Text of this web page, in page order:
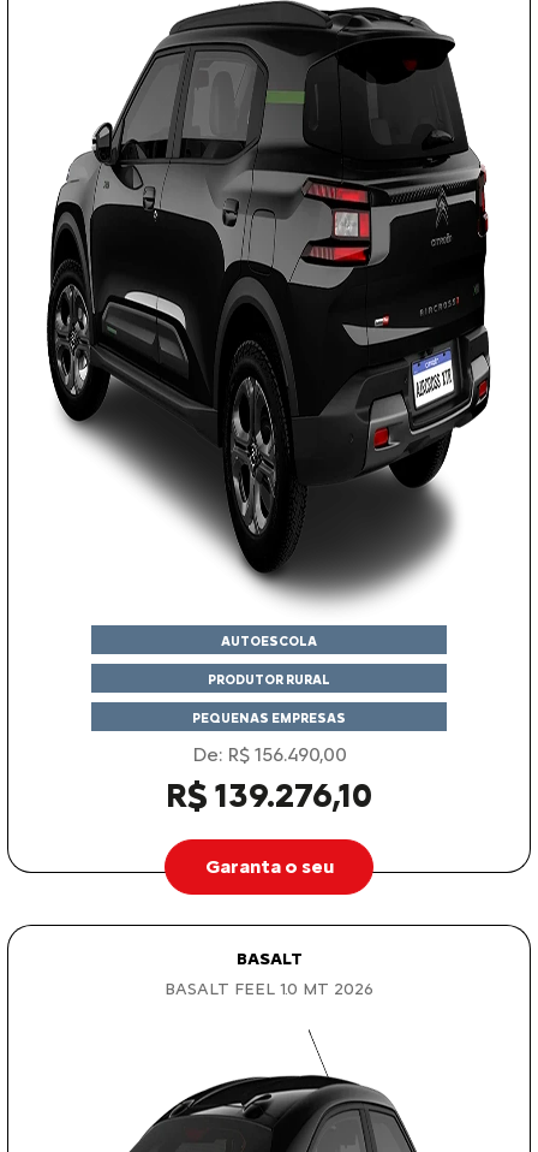
AUTOESCOLA
PRODUTOR RURAL
PEQUENAS EMPRESAS
De: R$ 156.490,00
R$ 139.276,10
Garanta o seu
BASALT
BASALT FEEL 1.0 MT 2026